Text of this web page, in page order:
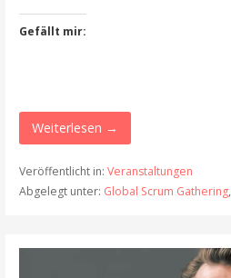
Gefällt mir:
Weiterlesen →
Veröffentlicht in: Veranstaltungen
Abgelegt unter: Global Scrum Gathering,